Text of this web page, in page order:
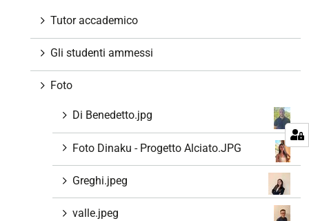
Tutor accademico
Gli studenti ammessi
Foto
Di Benedetto.jpg
Foto Dinaku - Progetto Alciato.JPG
Greghi.jpeg
valle.jpeg